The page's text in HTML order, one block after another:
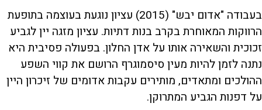
בעבודה "אדום יבש" (2015) עציון נוגעת בעוצמה בתופעת
הרווקות המאוחרת בקרב בנות דתיות. עציון מזגה יין לגביע
זכוכית והשאירה אותו על אדן החלון. בפעולה פסיבית היא
נתנה לזמן להיות מעין סיסמוגרף הרושם את קווי השפע
ההולכים ומתאדים, מותירים עקבות אדומים של זיכרון היין
על דפנות הגביע המתרוקן.